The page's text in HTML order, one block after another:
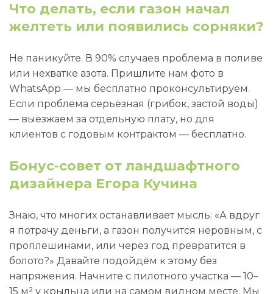
Что делать, если газон начал
желтеть или появились сорняки?
Не паникуйте. В 90% случаев проблема в поливе
или нехватке азота. Пришлите нам фото в
WhatsApp — мы бесплатно проконсультируем.
Если проблема серьёзная (грибок, застой воды)
— выезжаем за отдельную плату, но для
клиентов с годовым контрактом — бесплатно.
Бонус-совет от ландшафтного
дизайнера Егора Кучина
Знаю, что многих останавливает мысль: «А вдруг
я потрачу деньги, а газон получится неровным, с
проплешинами, или через год превратится в
болото?» Давайте подойдём к этому без
напряжения. Начните с пилотного участка — 10–
15 м² у крыльца или на самом видном месте. Мы